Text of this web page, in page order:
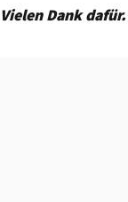
Vielen Dank dafür.